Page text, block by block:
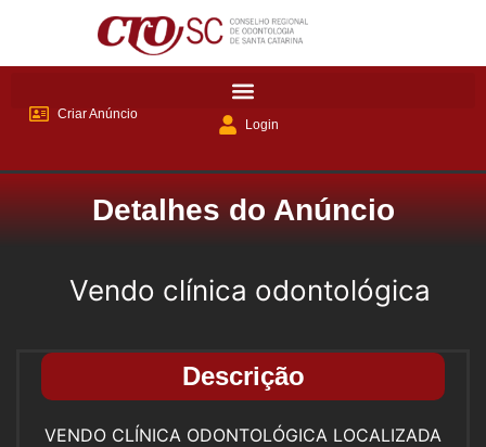
Criar Anúncio
Login
Detalhes do Anúncio
Vendo clínica odontológica
Descrição
VENDO CLÍNICA ODONTOLÓGICA LOCALIZADA